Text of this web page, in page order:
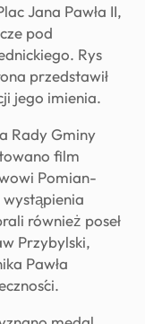
Jana Pawła II,
pod
Rys
przedstawił
jego imienia.
Rady Gminy
film
Pomian-
wystąpienia
również poseł
Przybylski,
Pawła